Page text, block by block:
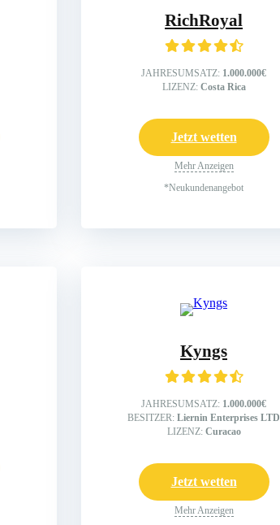
RichRoyal
JAHRESUMSATZ: 1.000.000€
LIZENZ: Costa Rica
Jetzt wetten
Mehr Anzeigen
*Neukundenangebot
Kyngs
JAHRESUMSATZ: 1.000.000€
BESITZER: Liernin Enterprises LTD
LIZENZ: Curacao
Jetzt wetten
Mehr Anzeigen